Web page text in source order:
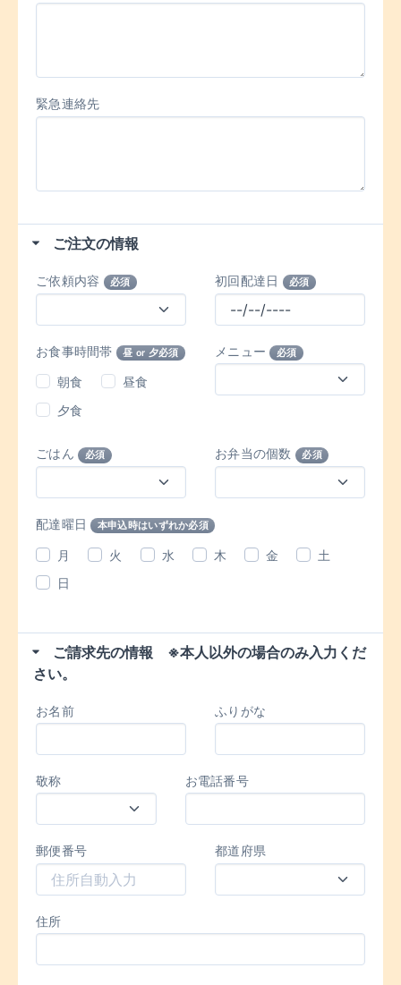
緊急連絡先
ご注文の情報
ご依頼内容 必須 初回配達日 必須
お食事時間帯 昼 or 夕必須
朝食
昼食
夕食
メニュー 必須
ごはん 必須 お弁当の個数 必須
配達曜日 本申込時はいずれか必須
月 火 水 木 金
土
日
ご請求先の情報 ※本人以外の場合のみ入力くだ
さい。
お名前 ふりがな
敬称 お電話番号
郵便番号 都道府県
住所